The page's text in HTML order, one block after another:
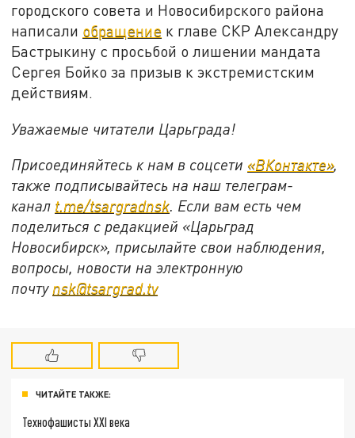
городского совета и Новосибирского района
написали обращение к главе СКР Александру
Бастрыкину с просьбой о лишении мандата
Сергея Бойко за призыв к экстремистским
действиям.
Уважаемые читатели Царьграда!
Присоединяйтесь к нам в соцсети «ВКонтакте»,
также подписывайтесь на наш телеграм-
канал t.me/tsargradnsk. Если вам есть чем
поделиться с редакцией «Царьград
Новосибирск», присылайте свои наблюдения,
вопросы, новости на электронную
почту nsk@tsargrad.tv
ЧИТАЙТЕ ТАКЖЕ:
Технофашисты XXI века